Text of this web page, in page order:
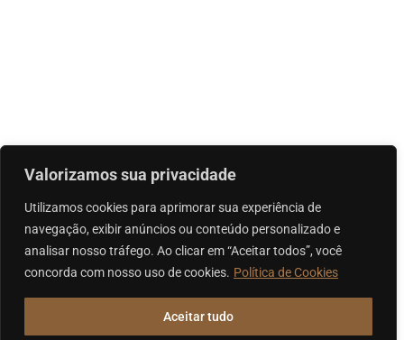
Valorizamos sua privacidade
Utilizamos cookies para aprimorar sua experiência de
navegação, exibir anúncios ou conteúdo personalizado e
analisar nosso tráfego. Ao clicar em “Aceitar todos”, você
concorda com nosso uso de cookies. Política de Cookies
Aceitar tudo